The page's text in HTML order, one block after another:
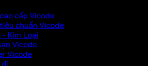
cấp Vicode
chuẩn Vicode
- Kim Loại
Vicode
Vicode
đi